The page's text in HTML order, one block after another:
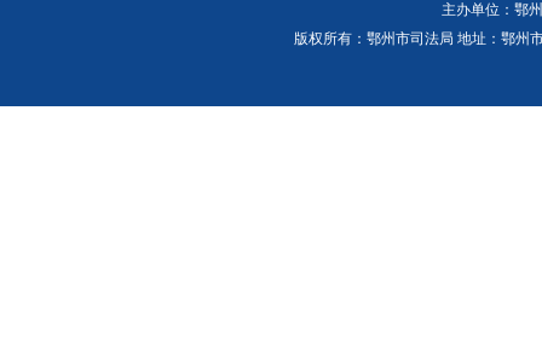
主办单位：鄂
版权所有：鄂州市司法局 地址：鄂州